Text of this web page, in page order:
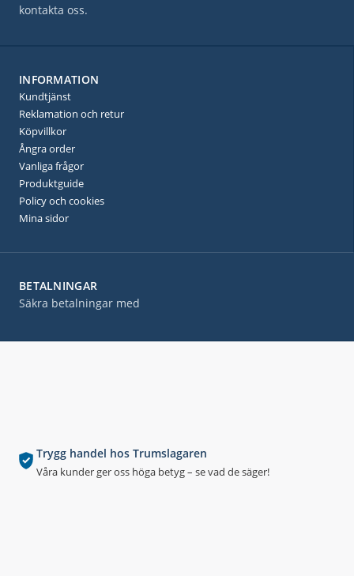
Trygg handel hos Trumslagaren
Våra kunder ger oss höga betyg – se vad de säger!
BETALNINGAR
Säkra betalningar med
kontakta oss.
INFORMATION
Kundtjänst
Reklamation och retur
Köpvillkor
Ångra order
Vanliga frågor
Produktguide
Policy och cookies
Mina sidor